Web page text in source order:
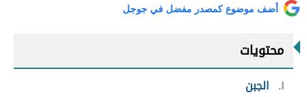
أضف موضوع كمصدر مفضل في جوجل
محتويات
١
الجبن